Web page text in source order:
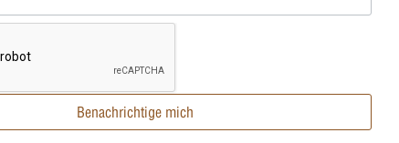
Benachrichtige mich